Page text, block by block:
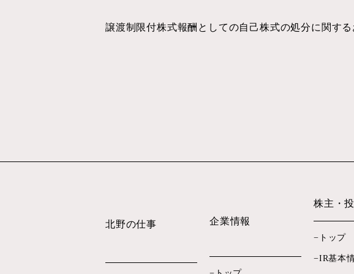
譲渡制限付株式報酬としての自己株式の処分に関す
北野の仕事 企業情報
株主・
トップ
IR基本